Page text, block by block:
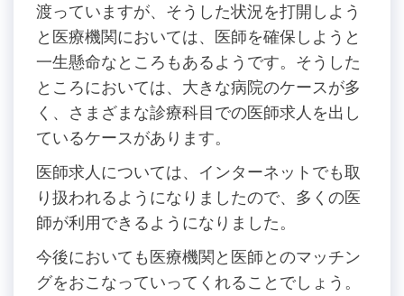
渡っていますが、そうした状況を打開しよう
と医療機関においては、医師を確保しようと
一生懸命なところもあるようです。そうした
ところにおいては、大きな病院のケースが多
く、さまざまな診療科目での医師求人を出し
ているケースがあります。
医師求人については、インターネットでも取
り扱われるようになりましたので、多くの医
師が利用できるようになりました。
今後においても医療機関と医師とのマッチン
グをおこなっていってくれることでしょう。